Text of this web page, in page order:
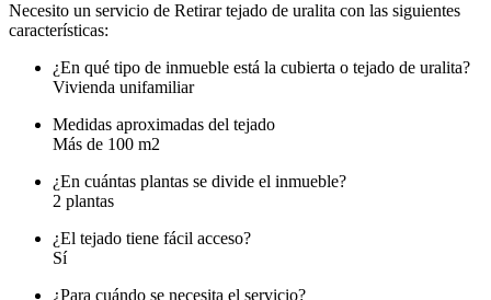
Necesito un servicio de Retirar tejado de uralita con las siguientes
características:
¿En qué tipo de inmueble está la cubierta o tejado de uralita?
Vivienda unifamiliar
Medidas aproximadas del tejado
Más de 100 m2
¿En cuántas plantas se divide el inmueble?
2 plantas
¿El tejado tiene fácil acceso?
Sí
¿Para cuándo se necesita el servicio?